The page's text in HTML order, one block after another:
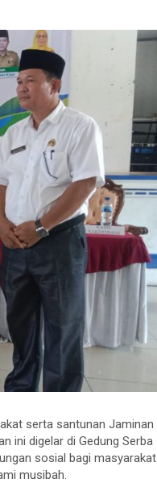
serta santunan Jaminan
ini digelar di Gedung Serba
sosial bagi masyarakat
musibah.